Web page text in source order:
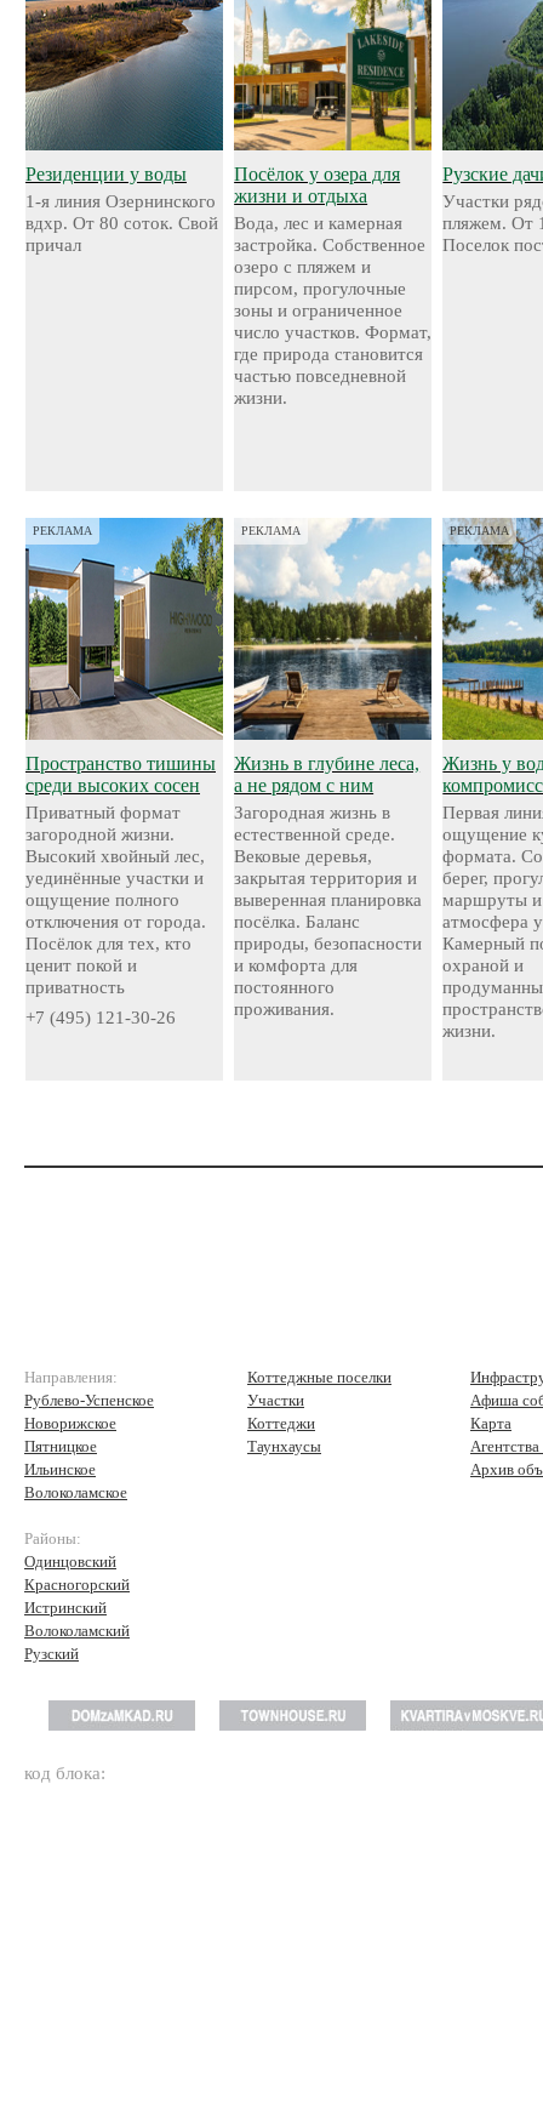
Резиденции у воды
1-я линия Озернинского
вдхр. От 80 соток. Свой
причал
Посёлок у озера для
жизни и отдыха
Вода, лес и камерная
застройка. Собственное
озеро с пляжем и
пирсом, прогулочные
зоны и ограниченное
число участков. Формат,
где природа становится
частью повседневной
жизни.
Рузские
Участки
пляжем. От
Поселок
РЕКЛАМА
Пространство тишины
среди высоких сосен
Приватный формат
загородной жизни.
Высокий хвойный лес,
уединённые участки и
ощущение полного
отключения от города.
Посёлок для тех, кто
ценит покой и
приватность
+7 (495) 121-30-26
РЕКЛАМА
Жизнь в глубине леса,
а не рядом с ним
Загородная жизнь в
естественной среде.
Вековые деревья,
закрытая территория и
выверенная планировка
посёлка. Баланс
природы, безопасности
и комфорта для
постоянного
проживания.
РЕКЛАМА
Жизнь у
Первая
ощущение
формата.
берег,
маршруты и
атмосфера
Камерный
охраной и
жизни.
Направления:
Рублево-Успенское
Новорижское
Пятницкое
Ильинское
Волоколамское
Районы:
Одинцовский
Красногорский
Истринский
Волоколамский
Рузский
Коттеджные поселки
Участки
Коттеджи
Таунхаусы
Афиша
Карта
Архив
код блока: